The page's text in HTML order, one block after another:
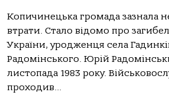
Копичинецька громада зазнала
втрати. Стало відомо про
України, уродженця села
Радомінського. Юрій
листопада 1983 року.
проходив...